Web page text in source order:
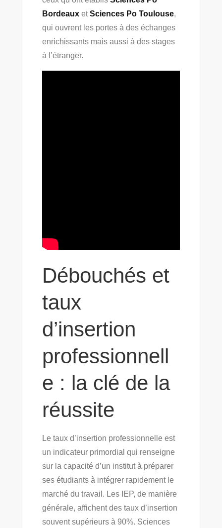
BordeauxetSciences Po Toulouse,
qui ouvrent les portes à des échanges
enrichissants mais aussi à des stages
à l’étranger.
Débouchés et
taux
d’insertion
professionnell
e : la clé de la
réussite
Le taux d’insertion professionnelle est
un indicateur primordial qui renseigne
sur la capacité d’un institut à préparer
ses étudiants à intégrer rapidement le
marché du travail. Les IEP, de manière
générale, affichent des taux d’insertion
souvent supérieurs à 90%. Sciences